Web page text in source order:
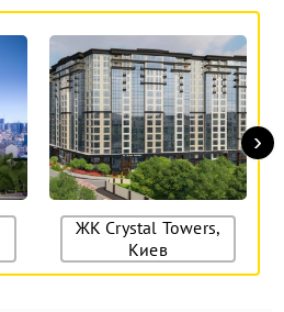
ЖК Crystal Towers,
Киев
›